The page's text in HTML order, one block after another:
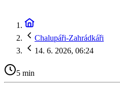
Chalupáři-Zahrádkáři
14. 6. 2026, 06:24
5 min